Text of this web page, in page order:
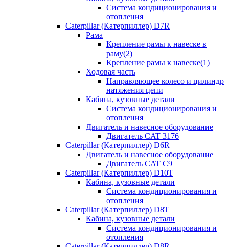
Система кондиционирования и
отопления
Caterpillar (Катерпиллер) D7R
Рама
Крепление рамы к навеске в
раму(2)
Крепление рамы к навеске(1)
Ходовая часть
Направляющее колесо и цилиндр
натяжения цепи
Кабина, кузовные детали
Система кондиционирования и
отопления
Двигатель и навесное оборудование
Двигатель CAT 3176
Caterpillar (Катерпиллер) D6R
Двигатель и навесное оборудование
Двигатель CAT C9
Caterpillar (Катерпиллер) D10T
Кабина, кузовные детали
Система кондиционирования и
отопления
Caterpillar (Катерпиллер) D8T
Кабина, кузовные детали
Система кондиционирования и
отопления